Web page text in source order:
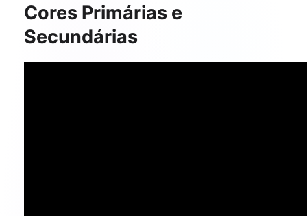
Cores Primárias e
Secundárias